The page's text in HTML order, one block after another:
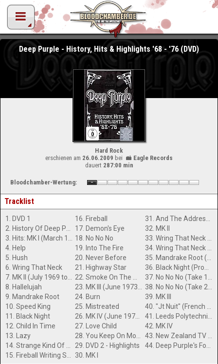
Deep Purple - History, Hits & Highlights '68 - '76 (DVD)
Hard Rock
erschienen am 26.06.2009 bei
Eagle Records
dauert 287:00 min
Bloodchamber-Wertung:
Tracklist
1. DVD 1
4. Help
5. Hush
6. Wring That Neck
8. Hallelujah
9. Mandrake Root
10. Speed King
11. Black Night
12. Child In Time
13. Lazy
16. Fireball
17. Demon's Eye
18. No No No
19. Into The Fire
20. Never Before
21. Highway Star
24. Burn
25. Mistreated
27. Love Child
29. DVD 2 - Highlights
30. MK I
32. MK II
39. MK III
42. MK IV